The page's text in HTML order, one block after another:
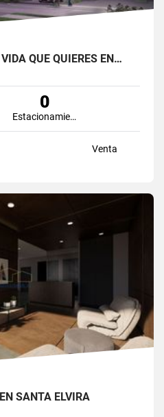
QUE QUIERES EN…
0
Estacionamiento
Venta
SANTA ELVIRA